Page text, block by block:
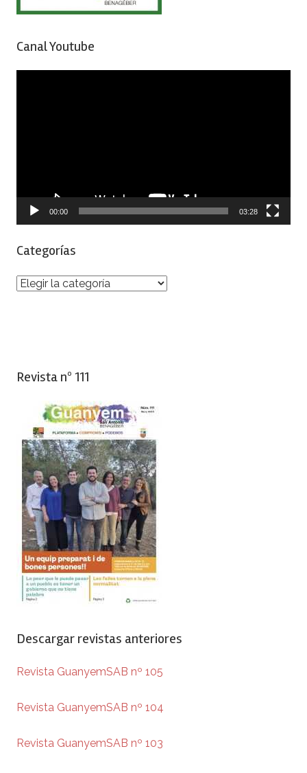
Canal Youtube
00:00 03:28
Categorías
Categorías
Revista nº 111
Descargar revistas anteriores
Revista GuanyemSAB nº 105
Revista GuanyemSAB nº 104
Revista GuanyemSAB nº 103